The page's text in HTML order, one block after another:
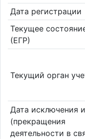
Дата регистрации
Текущее
(ЕГР)
Текущий орган
Дата исключения
(прекращения
деятельности в